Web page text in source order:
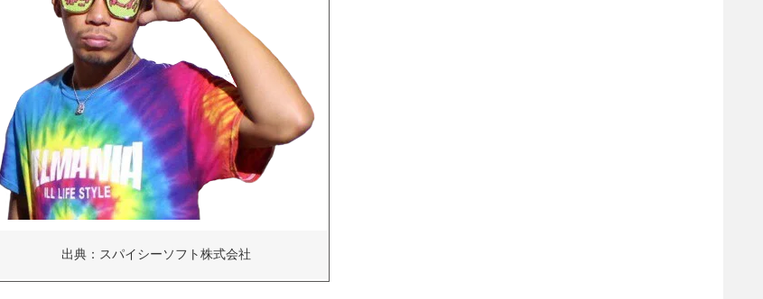
出典：スパイシーソフト株式会社